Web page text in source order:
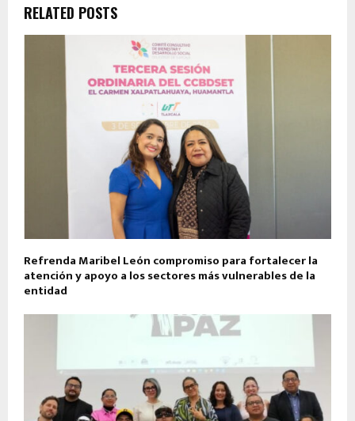
RELATED POSTS
Refrenda Maribel León compromiso para fortalecer la
atención y apoyo a los sectores más vulnerables de la
entidad